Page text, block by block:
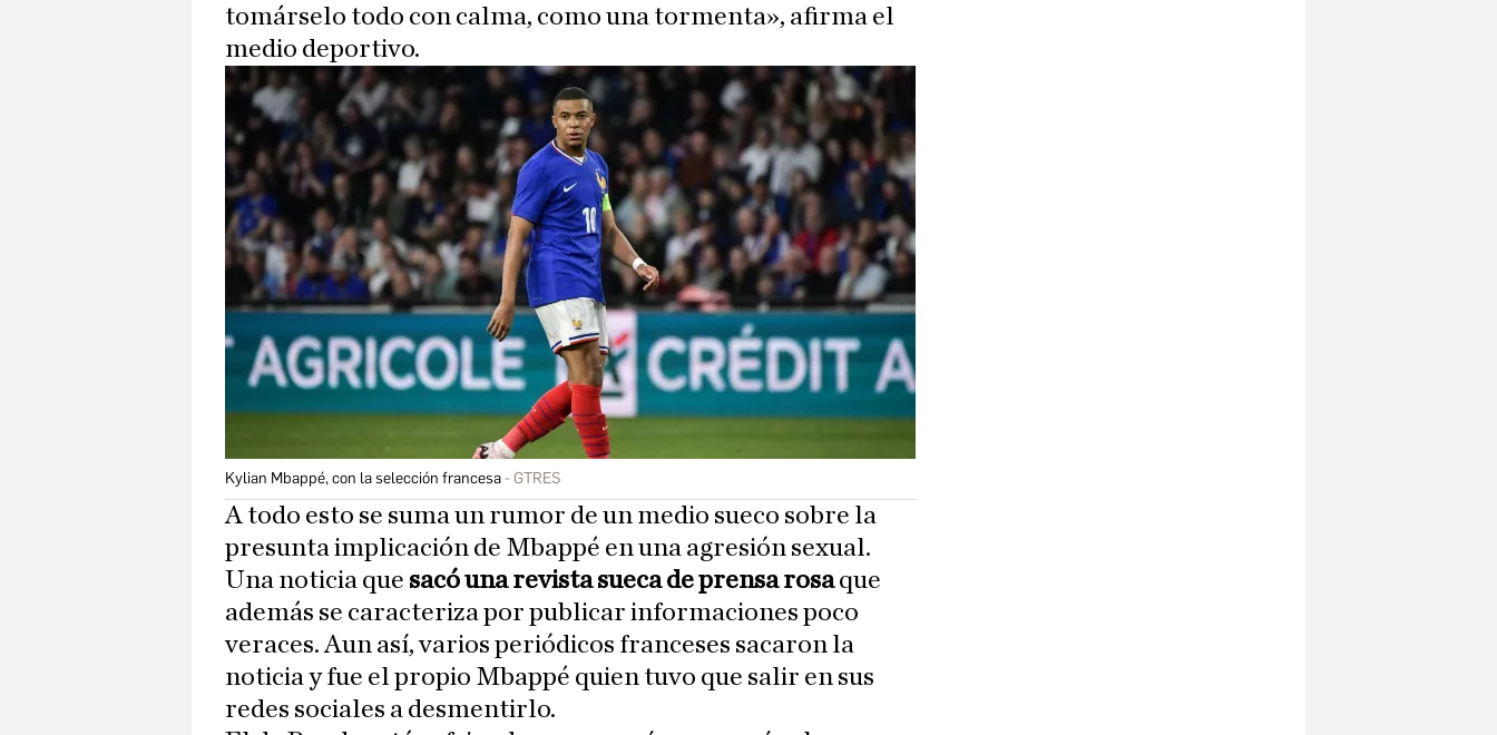
tomárselo todo con calma, como una tormenta», afirma el
medio deportivo.
Kylian Mbappé, con la selección francesa GTRES
A todo esto se suma un rumor de un medio sueco sobre la
presunta implicación de Mbappé en una agresión sexual.
Una noticia que sacó una revista sueca de prensa rosaque
además se caracteriza por publicar informaciones poco
veraces. Aun así, varios periódicos franceses sacaron la
noticia y fue el propio Mbappé quien tuvo que salir en sus
redes sociales a desmentirlo.